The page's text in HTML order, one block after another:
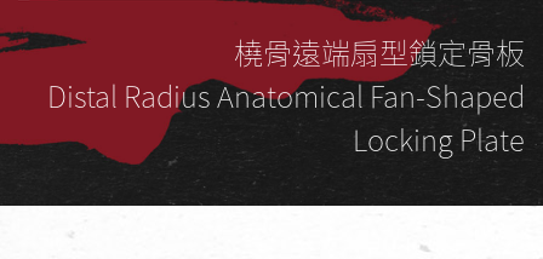
橈骨遠端扇型鎖定骨板
Distal Radius Anatomical Fan-Shaped
Locking Plate